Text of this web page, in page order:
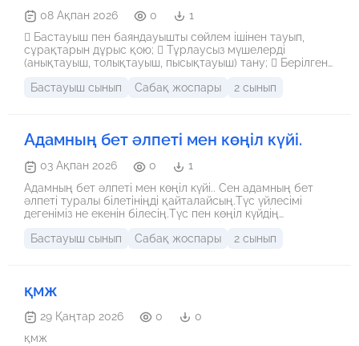
08 Ақпан 2026 0
1
 Бастауыш пен баяндауышты сөйлем ішінен тауып,
сұрақтарын дұрыс қою;  Тұрлаусыз мүшелерді
(анықтауыш, толықтауыш, пысықтауыш) тану;  Берілген
қарай талдау.
Бастауыш сынып Сабақ жоспары 2 сынып
Адамның бет әлпеті мен көңіл күйі.
03 Ақпан 2026 0
1
Адамның бет әлпеті мен көңіл күйі.. Сен адамның бет
әлпеті туралы білетініңді қайталайсың.Түс үйлесімі
дегеніміз не екенін білесің.Түс пен көңіл күйдің
үйренесің.
Бастауыш сынып Сабақ жоспары 2 сынып
қмж
29 Қаңтар 2026 0
0
қмж